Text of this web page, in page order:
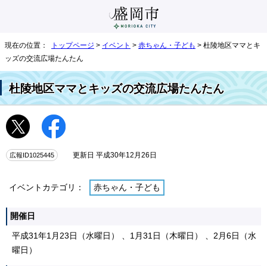
現在の位置： トップページ > イベント > 赤ちゃん・子ども > 杜陵地区ママとキ
ッズの交流広場たんたん
杜陵地区ママとキッズの交流広場たんたん
広報ID1025445 更新日 平成30年12月26日
イベントカテゴリ： 赤ちゃん・子ども
開催日
平成31年1月23日（水曜日） 、1月31日（木曜日） 、2月6日（水
曜日）